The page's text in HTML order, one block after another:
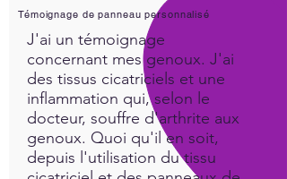
Témoignage de panneau personnalisé
J'ai un témoignage
concernant mes genoux. J'ai
des tissus cicatriciels et une
inflammation qui, selon le
docteur, souffre d'arthrite aux
genoux. Quoi qu'il en soit,
depuis l'utilisation du tissu